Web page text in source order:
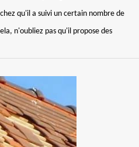
qu'il a suivi un certain nombre de
n'oubliez pas qu'il propose des